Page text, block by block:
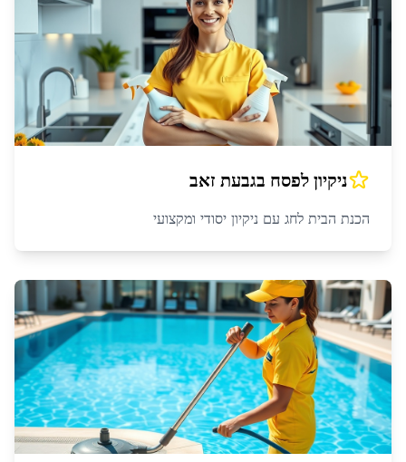
ניקיון לפסח בגבעת זאב
הכנת הבית לחג עם ניקיון יסודי ומקצועי